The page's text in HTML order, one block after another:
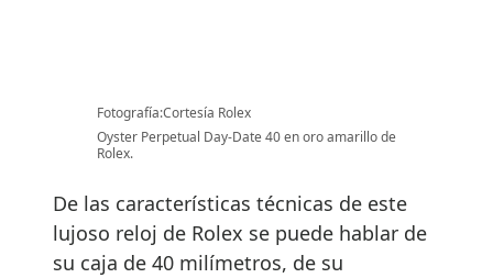
Fotografía:Cortesía Rolex
Oyster Perpetual Day-Date 40 en oro amarillo de
Rolex.
De las características técnicas de este
lujoso reloj de Rolex se puede hablar de
su caja de 40 milímetros, de su